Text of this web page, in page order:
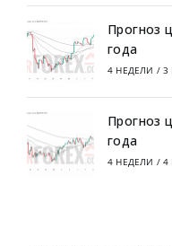
Прогноз
года
4 НЕДЕЛИ / 3
Прогноз
года
4 НЕДЕЛИ / 4